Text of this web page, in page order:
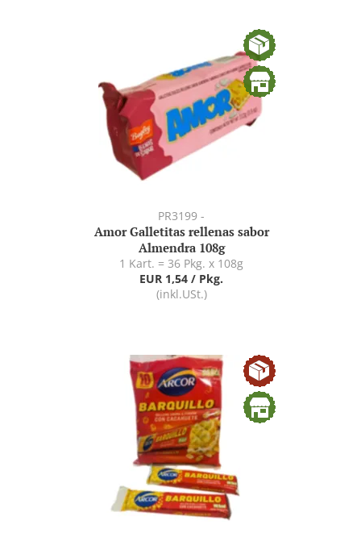
PR3199 -
Amor Galletitas rellenas sabor
Almendra 108g
1 Kart. = 36 Pkg. x 108g
EUR 1,54 / Pkg.
(inkl.USt.)